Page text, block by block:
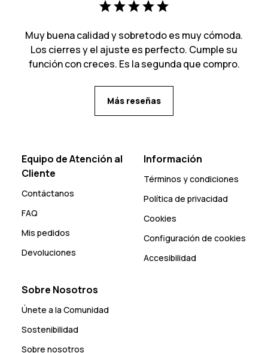
Muy buena calidad y sobretodo es muy cómoda.
Los cierres y el ajuste es perfecto. Cumple su
función con creces. Es la segunda que compro.
Más reseñas
Equipo de Atención al
Cliente
Contáctanos
FAQ
Mis pedidos
Devoluciones
Información
Términos y condiciones
Política de privacidad
Cookies
Configuración de cookies
Accesibilidad
Sobre Nosotros
Únete a la Comunidad
Sostenibilidad
Sobre nosotros